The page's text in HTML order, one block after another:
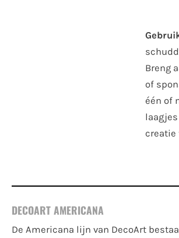
Breng
of
één of
creatie
DECOART AMERICANA
De Americana lijn van DecoArt